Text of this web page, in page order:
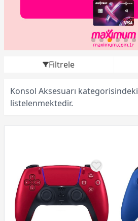
Filtrele
Konsol Aksesuarı kategorisindeki
listelenmektedir.